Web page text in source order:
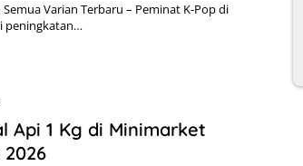
Varian Terbaru – Peminat K-Pop di
peningkatan…
Api 1 Kg di Minimarket